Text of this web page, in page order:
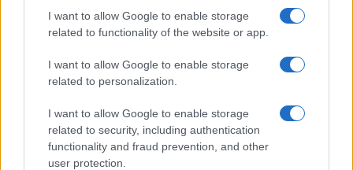
I want to allow Google to enable storage
related to functionality of the website or app.
I want to allow Google to enable storage
related to personalization.
I want to allow Google to enable storage
related to security, including authentication
functionality and fraud prevention, and other
user protection.
Dübörög az izraeli hadiipar:
Jövőre érkezik az új lézerfegyver